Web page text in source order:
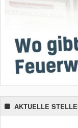
AKTUELLE